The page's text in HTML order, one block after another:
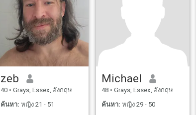
zeb
40 • Grays, Essex, อังกฤษ
ค้นหา: หญิง 21 - 51
Michael
48 • Grays, Essex, อังกฤษ
ค้นหา: หญิง 29 - 50